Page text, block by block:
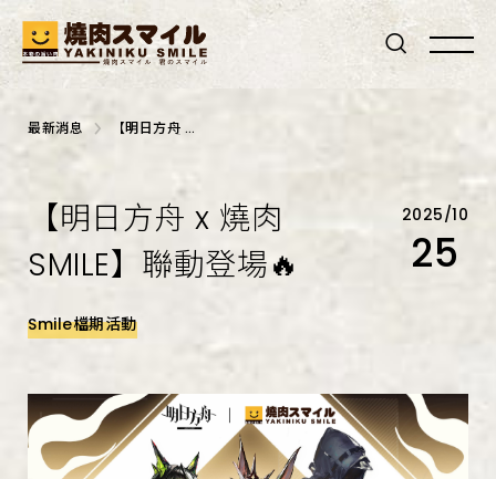
最新消息 【明日方舟 x
燒肉SMILE】
【明日方舟 x 燒肉
SMILE】聯動登場🔥
2025/10
25
Smile檔期活動